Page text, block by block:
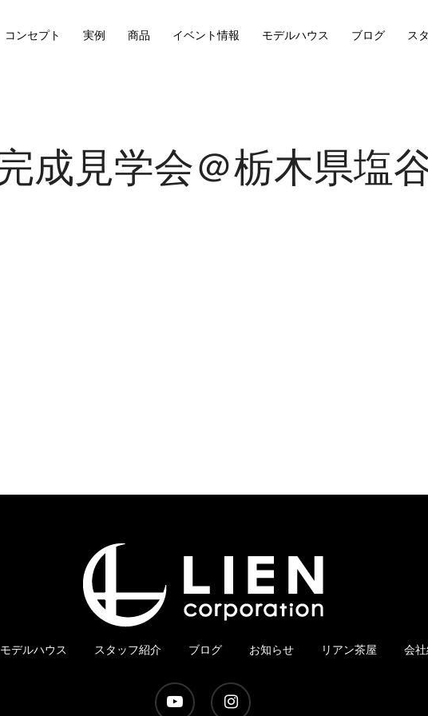
コンセプト 実例 商品 イベント情報 モデルハウス ブログ ス
完成見学会＠栃木県塩
モデルハウス スタッフ紹介 ブログ お知らせ リアン茶屋 会
youtube instagram